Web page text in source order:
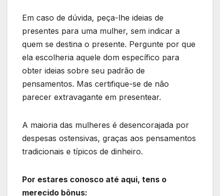
Em caso de dúvida, peça-lhe ideias de
presentes para uma mulher, sem indicar a
quem se destina o presente. Pergunte por que
ela escolheria aquele dom específico para
obter ideias sobre seu padrão de
pensamentos. Mas certifique-se de não
parecer extravagante em presentear.
A maioria das mulheres é desencorajada por
despesas ostensivas, graças aos pensamentos
tradicionais e típicos de dinheiro.
Por estares conosco até aqui, tens o
merecido bônus: